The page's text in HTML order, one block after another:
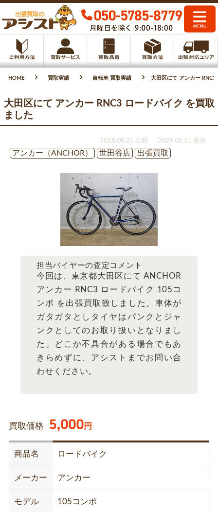
HOME 買取実績 自転車 買取実績 大田区にて アンカー
大田区にて アンカー RNC3 ロードバイク を買取
ました
2018.05.21 公開
2025.02.21 更新
アンカー（ANCHOR）
世田谷店 出張買取
担当バイヤーの査定コメント
今回は、東京都大田区にて ANCHOR
アンカー RNC3 ロードバイク 105コ
ンポ を出張買取致しました。車体が
ガタガタとしタイヤはパンクとジャ
ンクとしてのお取り扱いとなりまし
た。どこか不具合がある場合でもあ
きらめずに、アシストまでお問い合
わせください。
買取価格 5,000円
商品名 ロードバイク
メーカー アンカー
モデル 105コンポ